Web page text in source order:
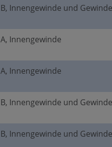
B, Innengewinde und
A, Innengewinde
A, Innengewinde
B, Innengewinde und
B, Innengewinde und